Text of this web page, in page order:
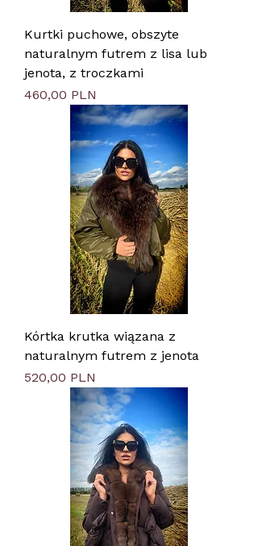
Kurtki puchowe, obszyte
naturalnym futrem z lisa lub
jenota, z troczkami
Цена
460,00 PLN
Kórtka krutka wiązana z
naturalnym futrem z jenota
Цена
520,00 PLN